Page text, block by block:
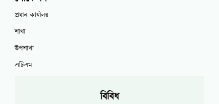
প্রধান কার্যালয়
শাখা
উপশাখা
এটিএম
বিবিধ